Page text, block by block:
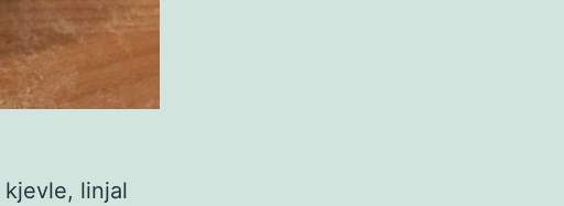
kjevle, linjal